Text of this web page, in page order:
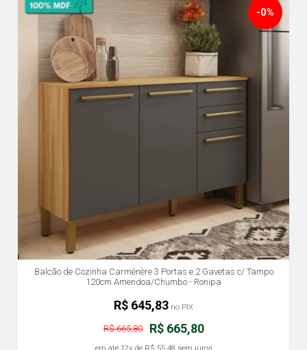
Balcão de Cozinha Carménère 3 Portas e 2 Gavetas c/ Tampo
120cm Amendoa/Chumbo - Ronipa
-0%
R$ 665,80
R$ 665,80
em até 12x de R$ 55,48 sem juros
R$ 645,83 no PIX